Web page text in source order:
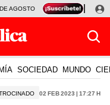
AGOSTO TINKA RESULTADOS
SOCIEDAD MUNDO
02 Feb 2023 | 17:27 h